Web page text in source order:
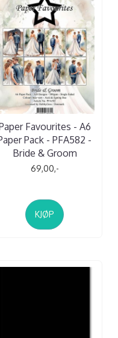
Favourites - A6
Pack - PFA582 -
Bride & Groom
69,00,-
KJØP